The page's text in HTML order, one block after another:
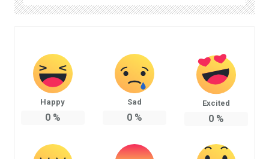
Happy
0%
Sad
0%
Excited
0%